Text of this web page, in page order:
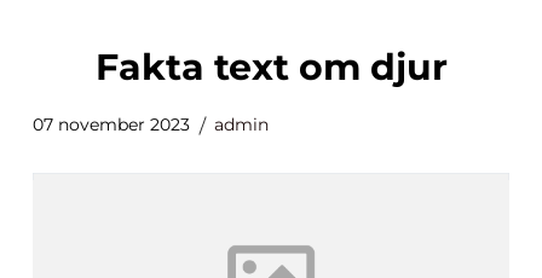
fakta text om djur
07 november 2023 admin